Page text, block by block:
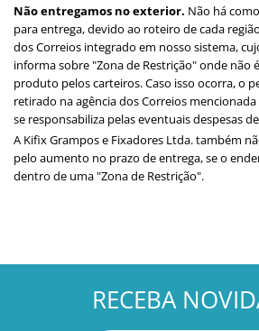
GRAMPOS TENSORES
GRAMPOS TORPEDOS
GRAMPOS VERTICAIS
INFORMAÇÕES
Não entregamos no exterior. Não há
para entrega, devido ao roteiro de cada
dos Correios integrado em nosso sistema,
informa sobre "Zona de Restrição" onde não
produto pelos carteiros. Caso isso ocorra, o
retirado na agência dos Correios
se responsabiliza pelas eventuais despesas
A Kifix Grampos e Fixadores Ltda. também
pelo aumento no prazo de entrega, se o
dentro de uma "Zona de Restrição".
RECEBA